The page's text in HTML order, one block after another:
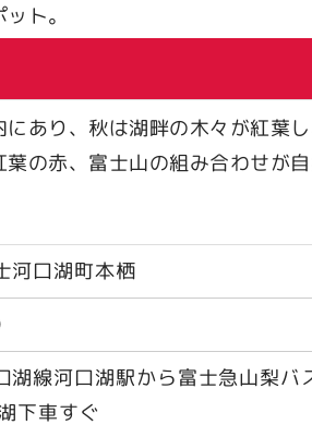
ト。
あり、秋は湖畔の木々が紅葉
の赤、富士山の組み合わせが
河口湖町本栖
湖線河口湖駅から富士急山梨バ
下車すぐ